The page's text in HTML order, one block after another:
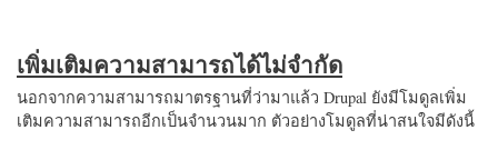
เพิ่มเติมความสามารถได้ไม่จำกัด
นอกจากความสามารถมาตรฐานที่ว่ามาแล้ว Drupal ยังมีโมดูลเพิ่ม
เติมความสามารถอีกเป็นจำนวนมาก ตัวอย่างโมดูลที่น่าสนใจมีดังนี้